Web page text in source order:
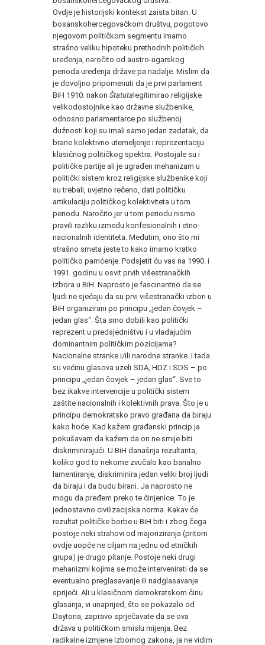
Ovdje je historijski kontekst zaista bitan. U
bosanskohercegovačkom društvu, pogotovo
njegovom političkom segmentu imamo
strašno veliku hipoteku prethodnih političkih
uređenja, naročito od austro-ugarskog
perioda uređenja države pa nadalje. Mislim da
je dovoljno pripomenuti da je prvi parlament
BiH 1910. nakon Štatuta legitimirao religijske
velikodostojnike kao državne službenike,
odnosno parlamentarce po službenoj
dužnosti koji su imali samo jedan zadatak, da
brane kolektivno utemeljenje i reprezentaciju
klasičnog političkog spektra. Postojale su i
političke partije ali je ugrađen mehanizam u
politički sistem kroz religijske službenike koji
su trebali, uvjetno rečeno, dati političku
artikulaciju političkog kolektiviteta u tom
periodu. Naročito jer u tom periodu nismo
pravili razliku između konfesionalnih i etno-
nacionalnih identiteta. Međutim, ono što mi
strašno smeta jeste to kako imamo kratko
političko pamćenje. Podsjetit ću vas na 1990. i
1991. godinu u osvit prvih višestranačkih
izbora u BiH. Naprosto je fascinantno da se
ljudi ne sjećaju da su prvi višestranački izbori u
BiH organizirani po principu „jedan čovjek –
jedan glas“. Šta smo dobili kao politički
reprezent u predsjedništvu i u vladajućim
dominantnim političkim pozicijama?
Nacionalne stranke i/ili narodne stranke. I tada
su većinu glasova uzeli SDA, HDZ i SDS – po
principu „jedan čovjek – jedan glas“. Sve to
bez ikakve intervencije u politički sistem
zaštite nacionalnih i kolektivnih prava. Što je u
principu demokratsko pravo građana da biraju
kako hoće. Kad kažem građanski princip ja
pokušavam da kažem da on ne smije biti
diskriminirajući. U BiH današnja rezultanta,
koliko god to nekome zvučalo kao banalno
lamentiranje, diskriminira jedan veliki broj ljudi
da biraju i da budu birani. Ja naprosto ne
mogu da pređem preko te činjenice. To je
jednostavno civilizacijska norma. Kakav će
rezultat političke borbe u BiH biti i zbog čega
postoje neki strahovi od majoriziranja (pritom
ovdje uopće ne ciljam na jednu od etničkih
grupa) je drugo pitanje. Postoje neki drugi
mehanizmi kojima se može intervenirati da se
eventualno preglasavanje ili nadglasavanje
spriječi. Ali u klasičnom demokratskom činu
glasanja, vi unaprijed, što se pokazalo od
Daytona, zapravo sprječavate da se ova
država u političkom smislu mijenja. Bez
radikalne izmjene izbornog zakona, ja ne vidim